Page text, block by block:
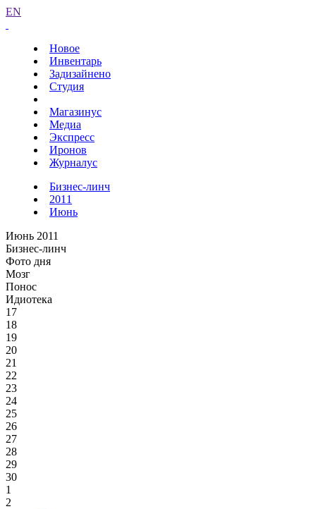
EN
Новое
Инвентарь
Задизайнено
Студия
Магазинус
Медиа
Экспресс
Иронов
Журналус
Бизнес-линч
2011
Июнь
Июнь 2011
Бизнес-линч
Фото дня
Мозг
Понос
Идиотека
17
18
19
20
21
22
23
24
25
26
27
28
29
30
1
2